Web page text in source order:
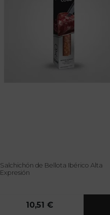
Salchichón de Bellota Ibérico Alta
Expresión
10,51 €